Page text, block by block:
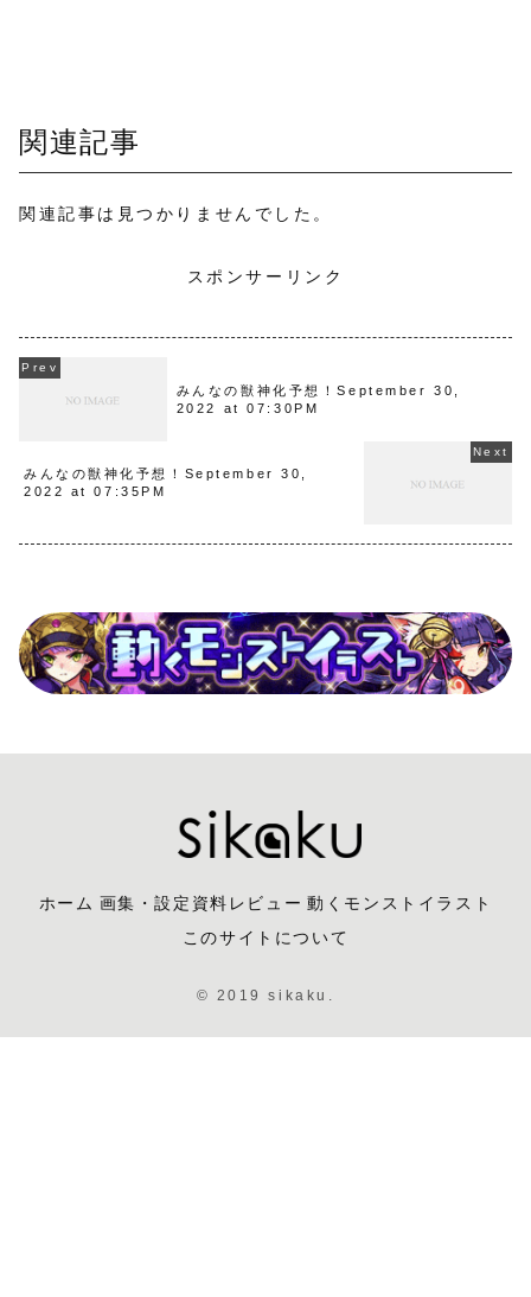
関連記事
関連記事は見つかりませんでした。
スポンサーリンク
みんなの獣神化予想！September 30,
2022 at 07:30PM
みんなの獣神化予想！September 30,
2022 at 07:35PM
ホーム 画集・設定資料レビュー 動くモンストイラスト
このサイトについて
© 2019 sikaku.